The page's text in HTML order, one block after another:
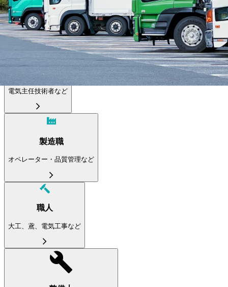
施工管理技士
土木施工管理技士、電気工事施工管理技士など
電気主任技術者
電気主任技術者など
製造職
オペレーター・品質管理など
職人
大工、鳶、電気工事など